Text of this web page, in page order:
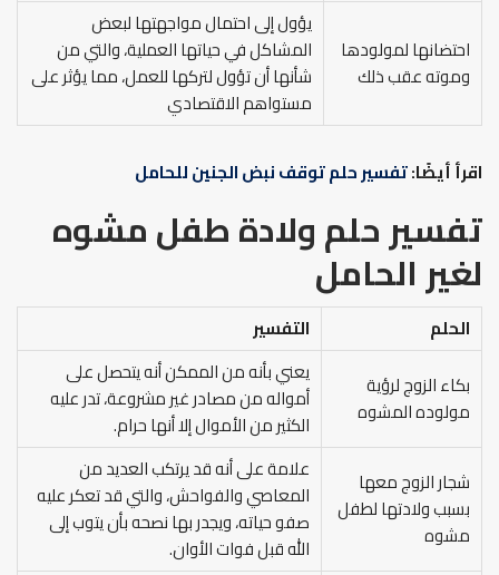
احتضانها لمولودها
وموته عقب ذلك
يؤول إلى احتمال مواجهتها لبعض
المشاكل في حياتها العملية، والتي من
شأنها أن تؤول لتركها للعمل، مما يؤثر على
مستواهم الاقتصادي
اقرأ أيضًا:تفسير حلم توقف نبض الجنين للحامل
تفسير حلم ولادة طفل مشوه
لغير الحامل
الحلم
التفسير
بكاء الزوج لرؤية
مولوده المشوه
يعني بأنه من الممكن أنه يتحصل على
أمواله من مصادر غير مشروعة، تدر عليه
الكثير من الأموال إلا أنها حرام.
شجار الزوج معها
بسبب ولادتها لطفل
مشوه
علامة على أنه قد يرتكب العديد من
المعاصي والفواحش، والتي قد تعكر عليه
صفو حياته، ويجدر بها نصحه بأن يتوب إلى
الله قبل فوات الأوان.